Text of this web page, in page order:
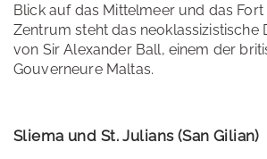
Blick auf das Mittelmeer und das Fort
Zentrum steht das neoklassizistische
von Sir Alexander Ball, einem der
Gouverneure Maltas.
Sliema und St. Julians (San Gilian)